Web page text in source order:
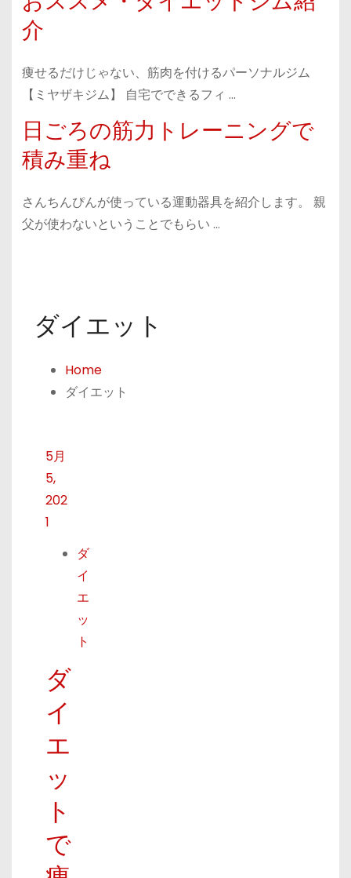
介
痩せるだけじゃない、筋肉を付けるパーソナルジム
【ミヤザキジム】 自宅でできるフィ …
日ごろの筋力トレーニングで
積み重ね
さんちんぴんが使っている運動器具を紹介します。 親
父が使わないということでもらい …
ダイエット
Home
ダイエット
5月
5,
202
1
ダ
イ
エ
ッ
ト
ダ
イ
エ
ッ
ト
で